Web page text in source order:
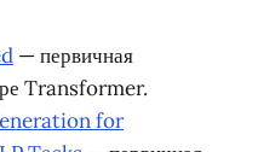
— первичная
Transformer.
for